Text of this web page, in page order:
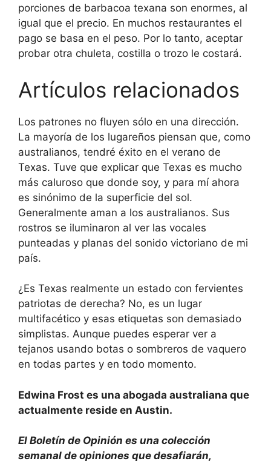
porciones de barbacoa texana son enormes, al
igual que el precio. En muchos restaurantes el
pago se basa en el peso. Por lo tanto, aceptar
probar otra chuleta, costilla o trozo le costará.
Artículos relacionados
Los patrones no fluyen sólo en una dirección.
La mayoría de los lugareños piensan que, como
australianos, tendré éxito en el verano de
Texas. Tuve que explicar que Texas es mucho
más caluroso que donde soy, y para mí ahora
es sinónimo de la superficie del sol.
Generalmente aman a los australianos. Sus
rostros se iluminaron al ver las vocales
punteadas y planas del sonido victoriano de mi
país.
¿Es Texas realmente un estado con fervientes
patriotas de derecha? No, es un lugar
multifacético y esas etiquetas son demasiado
simplistas. Aunque puedes esperar ver a
tejanos usando botas o sombreros de vaquero
en todas partes y en todo momento.
Edwina Frost es una abogada australiana que
actualmente reside en Austin.
El Boletín de Opinión es una colección
semanal de opiniones que desafiarán,